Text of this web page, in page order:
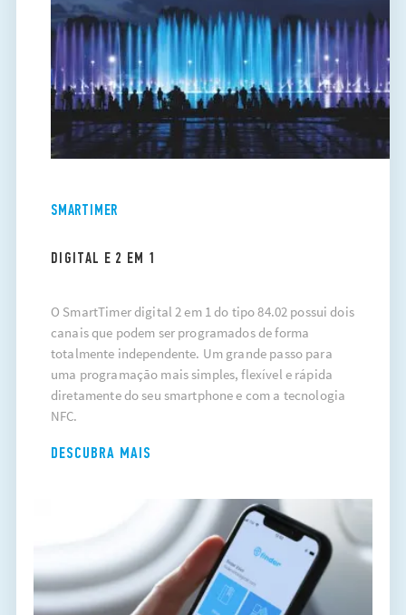
SMARTIMER
DIGITAL E 2 EM 1
O SmartTimer digital 2 em 1 do tipo 84.02 possui dois
canais que podem ser programados de forma
totalmente independente. Um grande passo para
uma programação mais simples, flexível e rápida
diretamente do seu smartphone e com a tecnologia
NFC.
DESCUBRA MAIS